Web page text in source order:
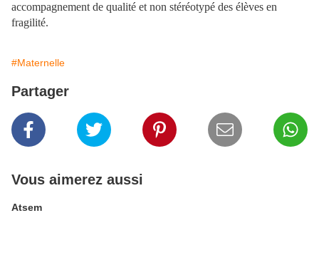
accompagnement de qualité et non stéréotypé des élèves en
fragilité.
#Maternelle
Partager
Vous aimerez aussi
Atsem